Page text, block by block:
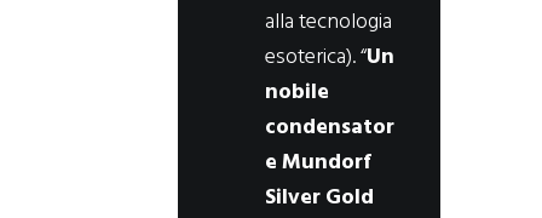
alla tecnologia
esoterica). “Un
nobile
condensator
e Mundorf
Silver Gold